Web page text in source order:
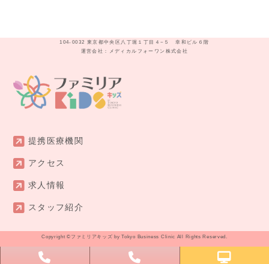
提携医療機関
アクセス
求人情報
スタッフ紹介
運営会社：メディカルフォーワン株式会社
104-0032 東京都中央区八丁堀１丁目４−５ 幸和ビル６階
Copyright © ファミリアキッズ by Tokyo Business Clinic All Rights Reserved.